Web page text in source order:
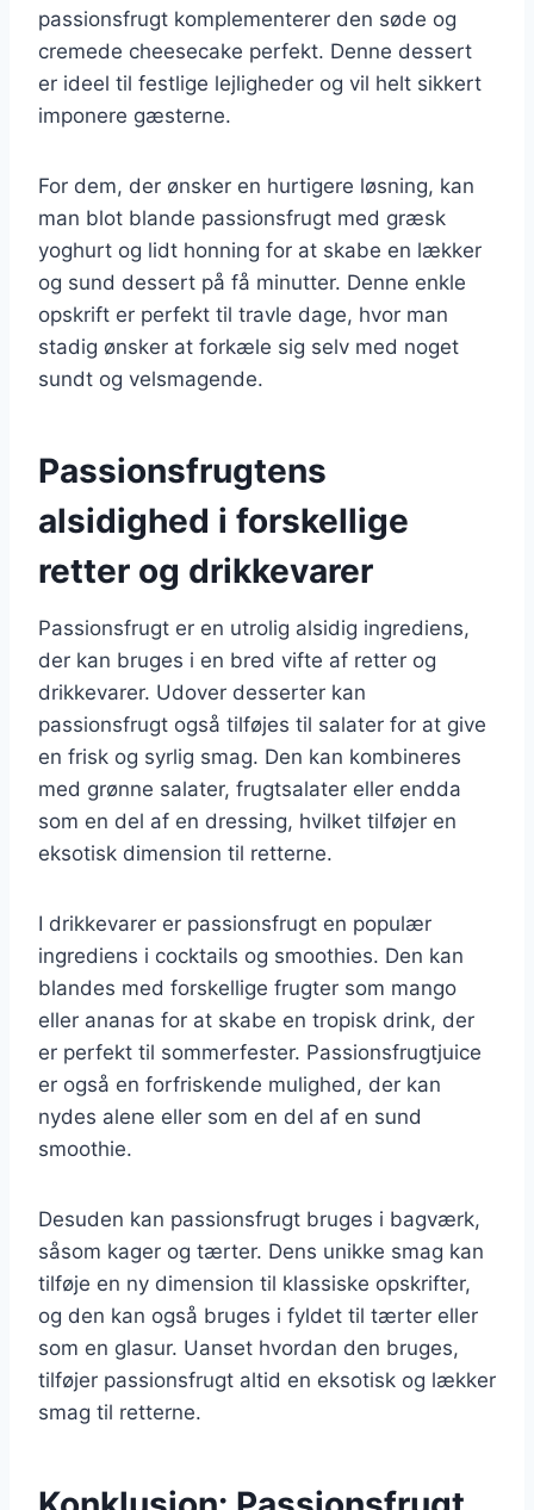
passionsfrugt komplementerer den søde og
cremede cheesecake perfekt. Denne dessert
er ideel til festlige lejligheder og vil helt sikkert
imponere gæsterne.
For dem, der ønsker en hurtigere løsning, kan
man blot blande passionsfrugt med græsk
yoghurt og lidt honning for at skabe en lækker
og sund dessert på få minutter. Denne enkle
opskrift er perfekt til travle dage, hvor man
stadig ønsker at forkæle sig selv med noget
sundt og velsmagende.
Passionsfrugtens
alsidighed i forskellige
retter og drikkevarer
Passionsfrugt er en utrolig alsidig ingrediens,
der kan bruges i en bred vifte af retter og
drikkevarer. Udover desserter kan
passionsfrugt også tilføjes til salater for at give
en frisk og syrlig smag. Den kan kombineres
med grønne salater, frugtsalater eller endda
som en del af en dressing, hvilket tilføjer en
eksotisk dimension til retterne.
I drikkevarer er passionsfrugt en populær
ingrediens i cocktails og smoothies. Den kan
blandes med forskellige frugter som mango
eller ananas for at skabe en tropisk drink, der
er perfekt til sommerfester. Passionsfrugtjuice
er også en forfriskende mulighed, der kan
nydes alene eller som en del af en sund
smoothie.
Desuden kan passionsfrugt bruges i bagværk,
såsom kager og tærter. Dens unikke smag kan
tilføje en ny dimension til klassiske opskrifter,
og den kan også bruges i fyldet til tærter eller
som en glasur. Uanset hvordan den bruges,
tilføjer passionsfrugt altid en eksotisk og lækker
smag til retterne.